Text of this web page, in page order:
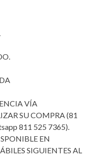
VÍA
SU COMPRA (81
811 525 7365).
EN
SIGUIENTES AL